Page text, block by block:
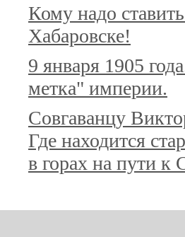
Кому надо
Хабаровске!
9 января 1905
метка" империи.
Совгаванцу
Где находится
в горах на пути к